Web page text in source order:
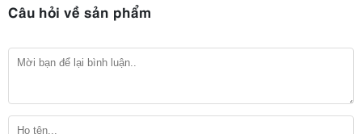
Câu hỏi về sản phẩm